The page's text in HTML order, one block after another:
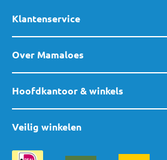
Klantenservice
Over Mamaloes
Hoofdkantoor & winkels
Veilig winkelen